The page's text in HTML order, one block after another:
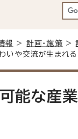
報 > 計画・施策 >
や交流が生まれ
能な産